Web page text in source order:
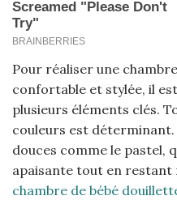
Pour réaliser une
confortable et stylée, il
plusieurs éléments clés.
couleurs est
douces comme le pastel,
apaisante tout en restant
chambre de bébé